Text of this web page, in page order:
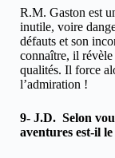
R.M. Gaston est
inutile, voire
défauts et son
connaître, il révèle
qualités. Il force
l’admiration !
9- J.D. Selon
aventures est-il